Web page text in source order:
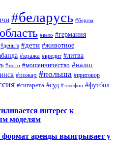
#беларусь #берёза
#вело #германия
#деньга #дети #животное
#кража #кредит #литва
#мото #мошенничество #налог
#пожар #польша #приговор
#сигарета #суд #телефон #футбол
интерес к
моделям
аренды выигрывает у